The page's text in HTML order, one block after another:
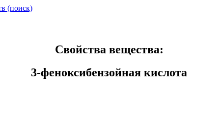
(поиск)
Свойства вещества:
3-феноксибензойная кислота